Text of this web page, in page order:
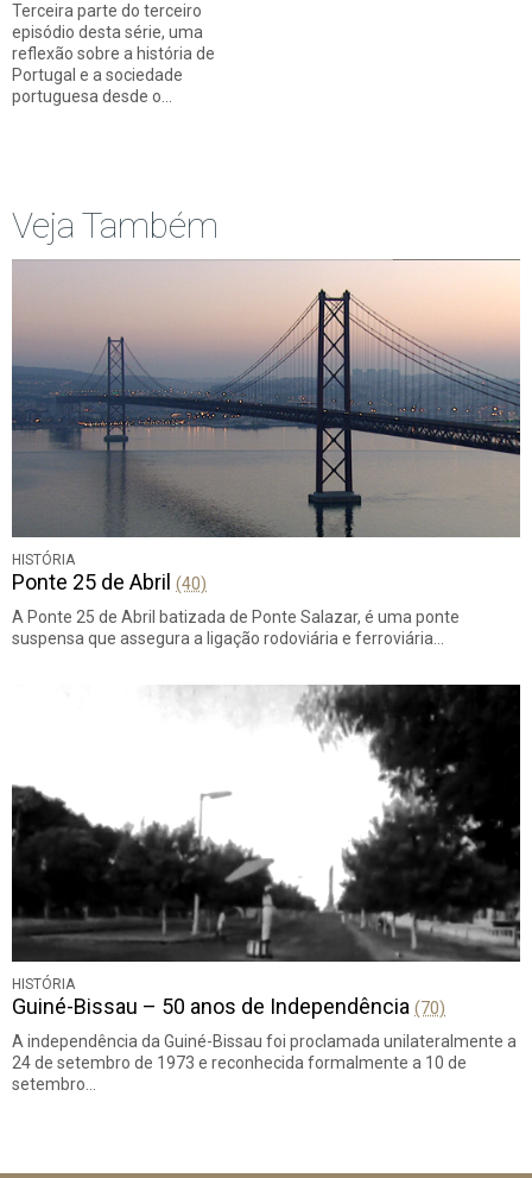
Terceira parte do terceiro
episódio desta série, uma
reflexão sobre a história de
Portugal e a sociedade
portuguesa desde o…
Veja Também
HISTÓRIA
Ponte 25 de Abril (40)
A Ponte 25 de Abril batizada de Ponte Salazar, é uma ponte
suspensa que assegura a ligação rodoviária e ferroviária…
HISTÓRIA
Guiné-Bissau – 50 anos de Independência (70)
A independência da Guiné-Bissau foi proclamada unilateralmente a
24 de setembro de 1973 e reconhecida formalmente a 10 de
setembro…